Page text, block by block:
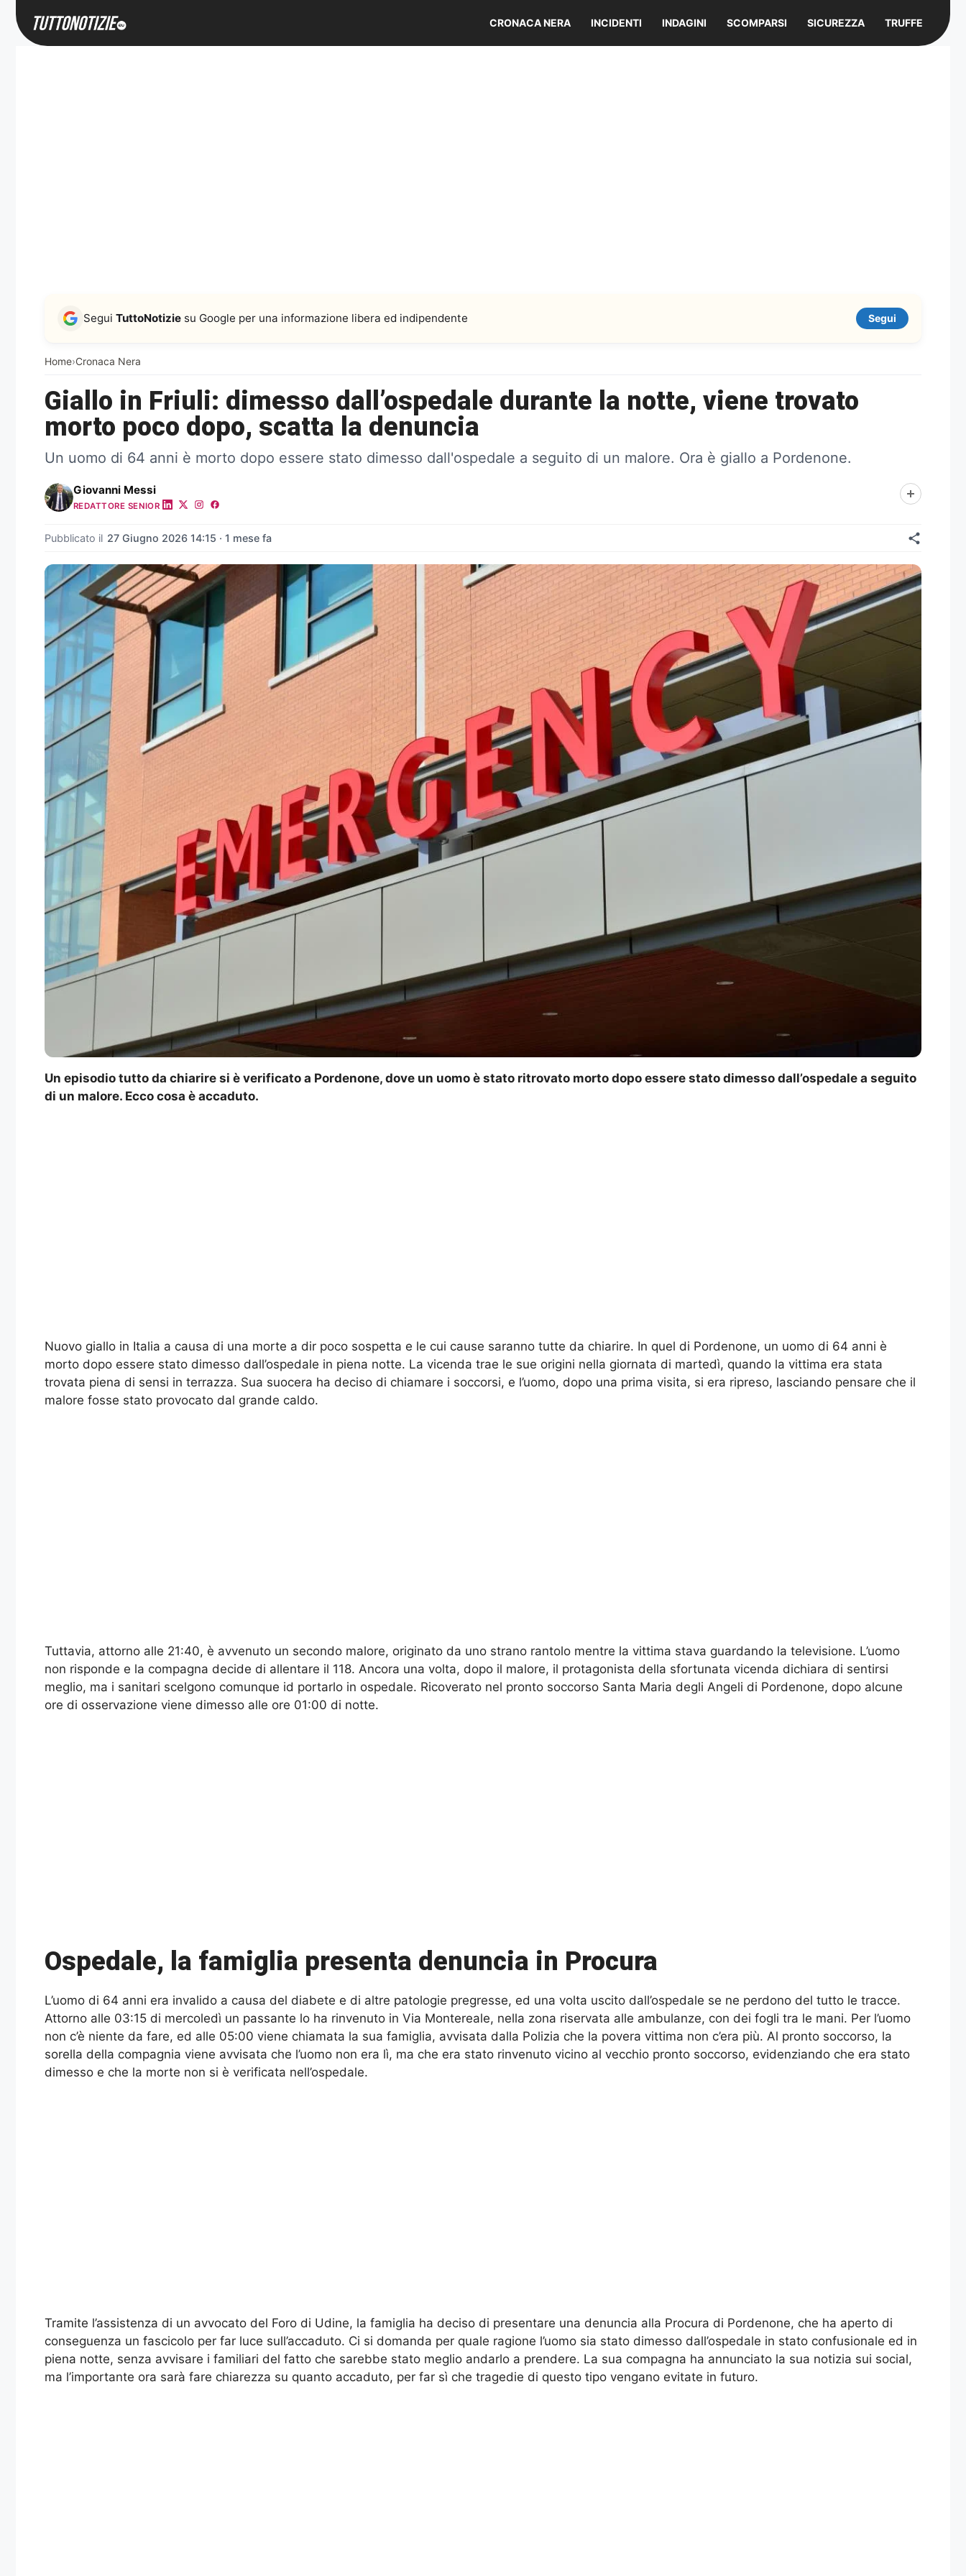
contenuto
CRONACA NERA INCIDENTI INDAGINI SCOMPARSI SICUREZZA TRUFFE
Home›Cronaca Nera
Segui TuttoNotizie su Google per una informazione libera ed indipendente Segui
Giallo in Friuli: dimesso dall’ospedale durante la notte, viene trovato
morto poco dopo, scatta la denuncia
Un uomo di 64 anni è morto dopo essere stato dimesso dall'ospedale a seguito di un malore. Ora è giallo a Pordenone.
Giovanni Messi
REDATTORE SENIOR
Pubblicato il 27 Giugno 2026 14:15 · 1 mese fa
Un episodio tutto da chiarire si è verificato a Pordenone, dove un uomo è stato ritrovato morto dopo essere stato dimesso dall’ospedale a seguito
di un malore. Ecco cosa è accaduto.
Nuovo giallo in Italia a causa di una morte a dir poco sospetta e le cui cause saranno tutte da chiarire. In quel di Pordenone, un uomo di 64 anni è
morto dopo essere stato dimesso dall’ospedale in piena notte. La vicenda trae le sue origini nella giornata di martedì, quando la vittima era stata
trovata piena di sensi in terrazza. Sua suocera ha deciso di chiamare i soccorsi, e l’uomo, dopo una prima visita, si era ripreso, lasciando pensare che il
malore fosse stato provocato dal grande caldo.
Tuttavia, attorno alle 21:40, è avvenuto un secondo malore, originato da uno strano rantolo mentre la vittima stava guardando la televisione. L’uomo
non risponde e la compagna decide di allentare il 118. Ancora una volta, dopo il malore, il protagonista della sfortunata vicenda dichiara di sentirsi
meglio, ma i sanitari scelgono comunque id portarlo in ospedale. Ricoverato nel pronto soccorso Santa Maria degli Angeli di Pordenone, dopo alcune
ore di osservazione viene dimesso alle ore 01:00 di notte.
Ospedale, la famiglia presenta denuncia in Procura
L’uomo di 64 anni era invalido a causa del diabete e di altre patologie pregresse, ed una volta uscito dall’ospedale se ne perdono del tutto le tracce.
Attorno alle 03:15 di mercoledì un passante lo ha rinvenuto in Via Montereale, nella zona riservata alle ambulanze, con dei fogli tra le mani. Per l’uomo
non c’è niente da fare, ed alle 05:00 viene chiamata la sua famiglia, avvisata dalla Polizia che la povera vittima non c’era più. Al pronto soccorso, la
sorella della compagnia viene avvisata che l’uomo non era lì, ma che era stato rinvenuto vicino al vecchio pronto soccorso, evidenziando che era stato
dimesso e che la morte non si è verificata nell’ospedale.
Tramite l’assistenza di un avvocato del Foro di Udine, la famiglia ha deciso di presentare una denuncia alla Procura di Pordenone, che ha aperto di
conseguenza un fascicolo per far luce sull’accaduto. Ci si domanda per quale ragione l’uomo sia stato dimesso dall’ospedale in stato confusionale ed in
piena notte, senza avvisare i familiari del fatto che sarebbe stato meglio andarlo a prendere. La sua compagna ha annunciato la sua notizia sui social,
ma l’importante ora sarà fare chiarezza su quanto accaduto, per far sì che tragedie di questo tipo vengano evitate in futuro.